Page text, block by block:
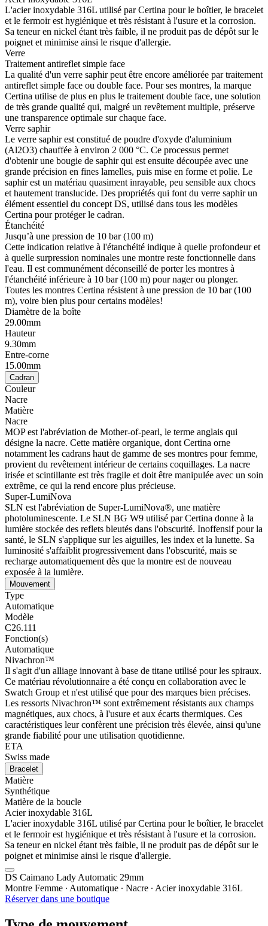
L'acier inoxydable 316L utilisé par Certina pour le boîtier, le bracelet
et le fermoir est hygiénique et très résistant à l'usure et la corrosion.
Sa teneur en nickel étant très faible, il ne produit pas de dépôt sur le
poignet et minimise ainsi le risque d'allergie.
Verre
Traitement antireflet simple face
La qualité d'un verre saphir peut être encore améliorée par traitement
antireflet simple face ou double face. Pour ses montres, la marque
Certina utilise de plus en plus le traitement double face, une solution
de très grande qualité qui, malgré un revêtement multiple, préserve
une transparence optimale sur chaque face.
Verre saphir
Le verre saphir est constitué de poudre d'oxyde d'aluminium
(Al2O3) chauffée à environ 2 000 °C. Ce processus permet
d'obtenir une bougie de saphir qui est ensuite découpée avec une
grande précision en fines lamelles, puis mise en forme et polie. Le
saphir est un matériau quasiment inrayable, peu sensible aux chocs
et hautement translucide. Des propriétés qui font du verre saphir un
élément essentiel du concept DS, utilisé dans tous les modèles
Certina pour protéger le cadran.
Étanchéité
Jusqu’à une pression de 10 bar (100 m)
Cette indication relative à l'étanchéité indique à quelle profondeur et
à quelle surpression nominales une montre reste fonctionnelle dans
l'eau. Il est communément déconseillé de porter les montres à
l'étanchéité inférieure à 10 bar (100 m) pour nager ou plonger.
Toutes les montres Certina résistent à une pression de 10 bar (100
m), voire bien plus pour certains modèles!
Diamètre de la boîte
29.00mm
Hauteur
9.30mm
Entre-corne
15.00mm
Cadran
Couleur
Nacre
Matière
Nacre
MOP est l'abréviation de Mother-of-pearl, le terme anglais qui
désigne la nacre. Cette matière organique, dont Certina orne
notamment les cadrans haut de gamme de ses montres pour femme,
provient du revêtement intérieur de certains coquillages. La nacre
irisée et scintillante est très fragile et doit être manipulée avec un soin
extrême, ce qui la rend encore plus précieuse.
Super-LumiNova
SLN est l'abréviation de Super-LumiNova®, une matière
photoluminescente. Le SLN BG W9 utilisé par Certina donne à la
lumière stockée des reflets bleutés dans l'obscurité. Inoffensif pour la
santé, le SLN s'applique sur les aiguilles, les index et la lunette. Sa
luminosité s'affaiblit progressivement dans l'obscurité, mais se
recharge automatiquement dès que la montre est de nouveau
exposée à la lumière.
Mouvement
Type
Automatique
Modèle
C26.111
Fonction(s)
Automatique
Nivachron™
Il s'agit d'un alliage innovant à base de titane utilisé pour les spiraux.
Ce matériau révolutionnaire a été conçu en collaboration avec le
Swatch Group et n'est utilisé que pour des marques bien précises.
Les ressorts Nivachron™ sont extrêmement résistants aux champs
magnétiques, aux chocs, à l'usure et aux écarts thermiques. Ces
caractéristiques leur confèrent une précision très élevée, ainsi qu'une
grande fiabilité pour une utilisation quotidienne.
ETA
Swiss made
Bracelet
Matière
Synthétique
Matière de la boucle
Acier inoxydable 316L
L'acier inoxydable 316L utilisé par Certina pour le boîtier, le bracelet
et le fermoir est hygiénique et très résistant à l'usure et la corrosion.
Sa teneur en nickel étant très faible, il ne produit pas de dépôt sur le
poignet et minimise ainsi le risque d'allergie.
DS Caimano Lady Automatic 29mm
Montre Femme ∙ Automatique ∙ Nacre ∙ Acier inoxydable 316L
Réserver dans une boutique